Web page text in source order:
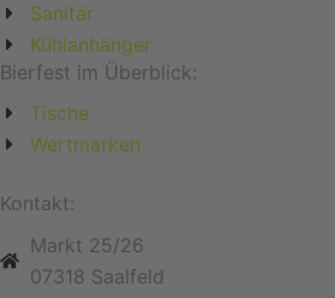
Sanitär
Kühlanhänger
Bierfest im Überblick:
Tische
Wertmarken
Kontakt:
Markt 25/26
07318 Saalfeld